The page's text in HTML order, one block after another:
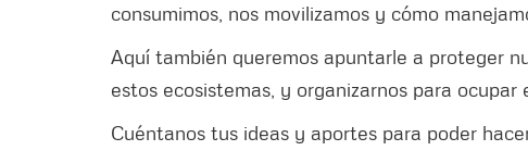
consumimos, nos movilizamos y cómo
Aquí también queremos apuntarle a proteger
estos ecosistemas, y organizarnos para
Cuéntanos tus ideas y aportes para poder